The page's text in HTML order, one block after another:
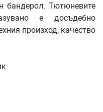
бандерол. Тютюневите
е досъдебно
произход, качество